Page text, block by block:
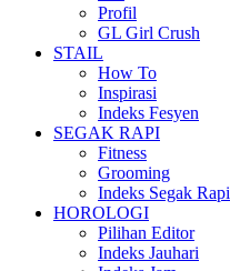
Profil
GL Girl Crush
STAIL
How To
Inspirasi
Indeks Fesyen
SEGAK RAPI
Fitness
Grooming
Indeks Segak Rapi
HOROLOGI
Pilihan Editor
Indeks Jauhari